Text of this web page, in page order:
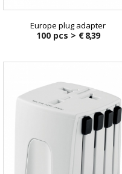
Europe plug adapter
100 pcs > € 8,39